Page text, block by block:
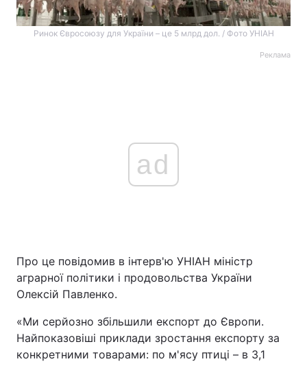
Ринок Євросоюзу для України – це 5 млрд дол. / Фото УНІАН
Реклама
ad
Про це повідомив в інтерв'ю УНІАН міністр
аграрної політики і продовольства України
Олексій Павленко.
«Ми серйозно збільшили експорт до Європи.
Найпоказовіші приклади зростання експорту за
конкретними товарами: по м'ясу птиці – в 3,1